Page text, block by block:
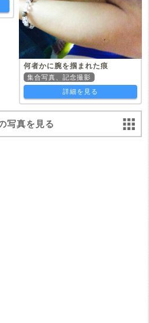
何者かに腕を掴まれた痕
集合写真、記念撮影
詳細を見る
写真を見る